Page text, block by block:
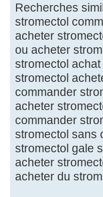
Recherches
stromectol
acheter
ou acheter
stromectol
stromectol
commander
acheter
commander
stromectol sans
stromectol gale
acheter
acheter du